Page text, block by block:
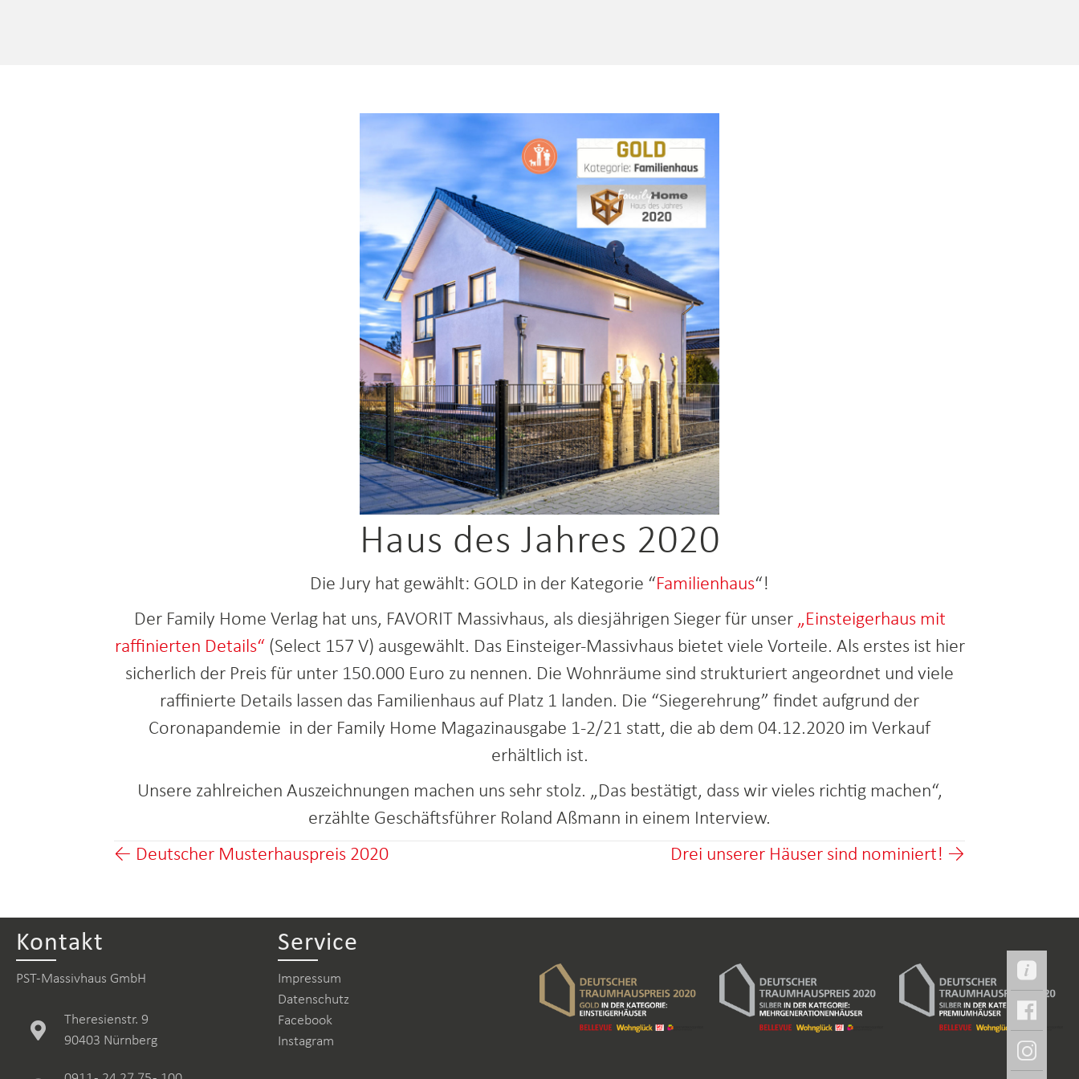
Haus des Jahres 2020
Die Jury hat gewählt: GOLD in der Kategorie “Familienhaus“!
Der Family Home Verlag hat uns, FAVORIT Massivhaus, als diesjährigen Sieger für unser „Einsteigerhaus mit
raffinierten Details“ (Select 157 V) ausgewählt. Das Einsteiger-Massivhaus bietet viele Vorteile. Als erstes ist hier
sicherlich der Preis für unter 150.000 Euro zu nennen. Die Wohnräume sind strukturiert angeordnet und viele
raffinierte Details lassen das Familienhaus auf Platz 1 landen. Die “Siegerehrung” findet aufgrund der
Coronapandemie in der Family Home Magazinausgabe 1-2/21 statt, die ab dem 04.12.2020 im Verkauf
erhältlich ist.
Unsere zahlreichen Auszeichnungen machen uns sehr stolz. „Das bestätigt, dass wir vieles richtig machen“,
erzählte Geschäftsführer Roland Aßmann in einem Interview.
Posts
navigation
← Deutscher Musterhauspreis 2020 Drei unserer Häuser sind nominiert! →
Kontakt
PST-Massivhaus GmbH
Theresienstr. 9
90403 Nürnberg
Service
Impressum
Datenschutz
Facebook
Instagram